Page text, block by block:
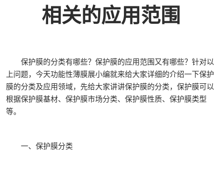
相关的应用范围
保护膜的分类有哪些？保护膜的应用范围又有哪些？针对以
上问题，今天功能性薄膜展小编就来给大家详细的介绍一下保护
膜的分类及应用领域，先给大家讲讲保护膜的分类，保护膜可以
根据保护膜基材、保护膜市场分类、保护膜性质、保护膜类型
等。
一、保护膜分类